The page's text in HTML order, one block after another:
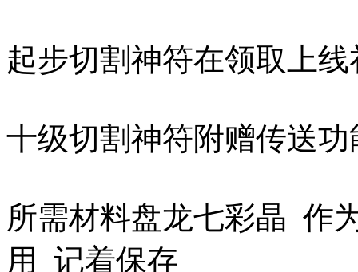
起步切割神符在领取上
十级切割神符附赠传
所需材料盘龙七彩晶 作
用 记着保存